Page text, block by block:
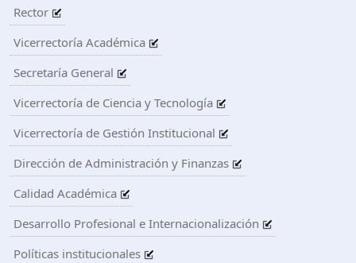
Rector
Vicerrectoría Académica
Secretaría General
Vicerrectoría de Ciencia y Tecnología
Vicerrectoría de Gestión Institucional
Dirección de Administración y Finanzas
Calidad Académica
Desarrollo Profesional e Internacionalización
Políticas institucionales